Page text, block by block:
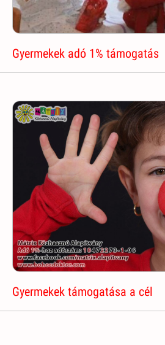
Gyermekek adó 1% támogatás
Gyermekek támogatása a cél